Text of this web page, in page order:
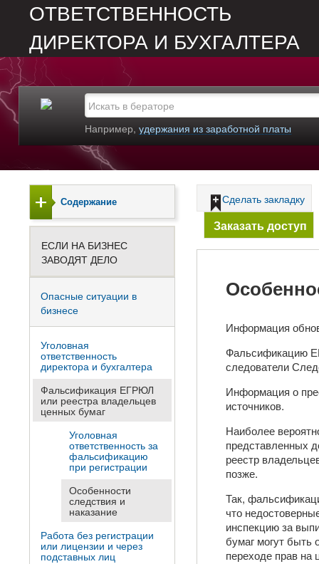
ОТВЕТСТВЕННОСТЬ
ДИРЕКТОРА И БУХГАЛТЕРА
Например, удержания из заработной платы
Сделать закладку
Заказать доступ
Информация
Фальсификацию
следователи
Информация о
источников.
Наиболее
представленных
реестр
позже.
Так,
что
инспекцию за
бумаг могут быть
переходе прав на
Содержание
ЕСЛИ НА БИЗНЕС
ЗАВОДЯТ ДЕЛО
Опасные ситуации в
бизнесе
Уголовная
ответственность
директора и бухгалтера
Фальсификация ЕГРЮЛ
или реестра владельцев
ценных бумаг
Уголовная
ответственность за
фальсификацию
при регистрации
Особенности
следствия и
наказание
Работа без регистрации
или лицензии и через
подставных лиц